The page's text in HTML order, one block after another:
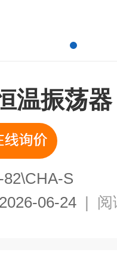
温振荡器
82\CHA-S
2026-06-24 | 阅